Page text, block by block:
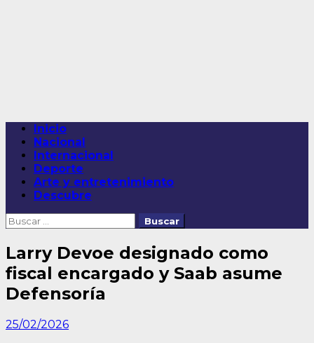
Menú
principal
Inicio
Nacional
Internacional
Deporte
Arte y entretenimiento
Descubre
Buscar:
Larry Devoe designado como
fiscal encargado y Saab asume
Defensoría
25/02/2026